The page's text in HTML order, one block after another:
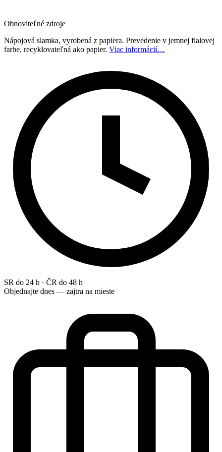
Obnoviteľné zdroje
Nápojová slamka, vyrobená z papiera. Prevedenie v jemnej fialovej
farbe, recyklovateľná ako papier. Viac informácií…
SR do 24 h · ČR do 48 h
Objednajte dnes — zajtra na mieste